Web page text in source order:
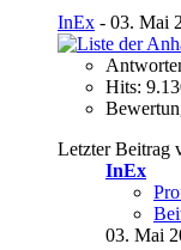
InEx - 03. Mai
Hits:
Letzter Beitrag
InEx
03. Mai